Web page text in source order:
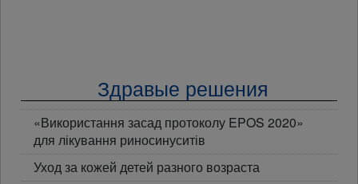
Здравые решения
«Використання засад протоколу EPOS 2020»
для лікування риносинуситів
Уход за кожей детей разного возраста